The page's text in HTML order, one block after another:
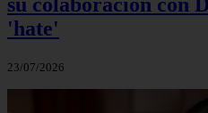
'hate'
23/07/2026